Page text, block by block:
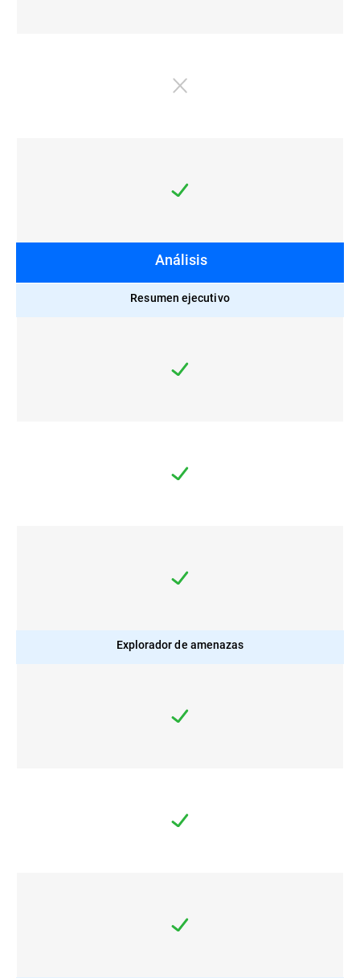
Análisis
Resumen ejecutivo
Explorador de amenazas